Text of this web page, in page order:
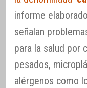
informe
señalan
para la salud por
pesados,
alérgenos como